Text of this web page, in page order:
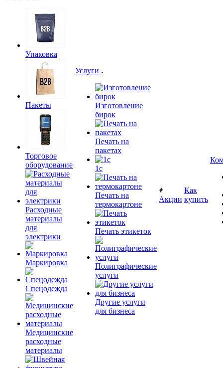
Упаковка
Пакеты
Торговое
оборудование
Расходные
материалы
для
электрики
Маркировка
Спецодежда
Медицинские
расходные
материалы
Услуги
Изготовление
бирок
Печать на
пакетах
1c
Печать на
термокартоне
Печать этикеток
Полиграфические
услуги
Другие услуги
для бизнеса
Акции
Как
купить